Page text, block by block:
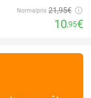
Normalpris 21,95€
10,95€